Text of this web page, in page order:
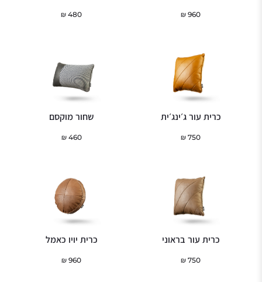
960
₪
480
₪
כרית עור ג׳ינג׳ית
750
₪
שחור מוקסם
460
₪
כרית עור בראוני
750
₪
כרית יויו כאמל
960
₪